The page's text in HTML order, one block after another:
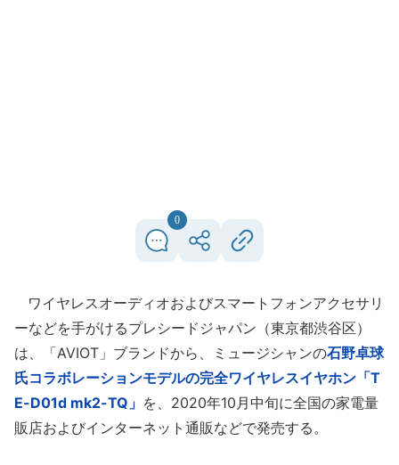
0
ワイヤレスオーディオおよびスマートフォンアクセサリ
ーなどを手がけるプレシードジャパン（東京都渋谷区）
は、「AVIOT」ブランドから、ミュージシャンの石野卓球
氏コラボレーションモデルの完全ワイヤレスイヤホン「T
E-D01d mk2-TQ」 を、2020年10月中旬に全国の家電量
販店およびインターネット通販などで発売する。